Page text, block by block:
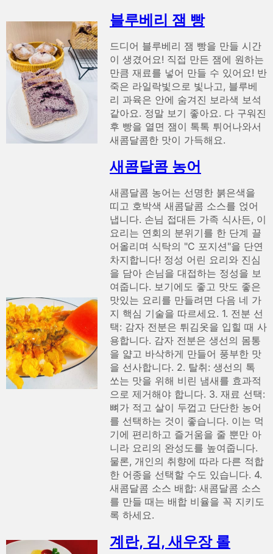
블루베리 잼 빵
드디어 블루베리 잼 빵을 만들 시간
이 생겼어요! 직접 만든 잼에 원하는
만큼 재료를 넣어 만들 수 있어요! 반
죽은 라일락빛으로 빛나고, 블루베
리 과육은 안에 숨겨진 보라색 보석
같아요. 정말 보기 좋아요. 다 구워진
후 빵을 열면 잼이 톡톡 튀어나와서
새콤달콤한 맛이 가득해요.
새콤달콤 농어
새콤달콤 농어는 선명한 붉은색을
띠고 호박색 새콤달콤 소스를 얹어
냅니다. 손님 접대든 가족 식사든, 이
요리는 연회의 분위기를 한 단계 끌
어올리며 식탁의 "C 포지션"을 단연
차지합니다! 정성 어린 요리와 진심
을 담아 손님을 대접하는 정성을 보
여줍니다. 보기에도 좋고 맛도 좋은
맛있는 요리를 만들려면 다음 네 가
지 핵심 기술을 따르세요. 1. 전분 선
택: 감자 전분은 튀김옷을 입힐 때 사
용합니다. 감자 전분은 생선의 몸통
을 얇고 바삭하게 만들어 풍부한 맛
을 선사합니다. 2. 탈취: 생선의 톡
쏘는 맛을 위해 비린 냄새를 효과적
으로 제거해야 합니다. 3. 재료 선택:
뼈가 적고 살이 두껍고 단단한 농어
를 선택하는 것이 좋습니다. 이는 먹
기에 편리하고 즐거움을 줄 뿐만 아
니라 요리의 완성도를 높여줍니다.
물론, 개인의 취향에 따라 다른 적합
한 어종을 선택할 수도 있습니다. 4.
새콤달콤 소스 배합: 새콤달콤 소스
를 만들 때는 배합 비율을 꼭 지키도
록 하세요.
계란, 김, 새우장 롤